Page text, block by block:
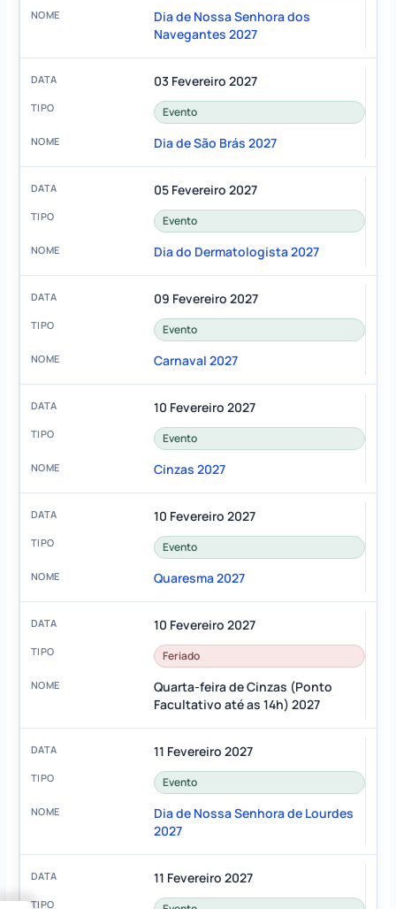
Dia de Nossa Senhora dos
Navegantes 2027
03 Fevereiro 2027
Evento
Dia de São Brás 2027
05 Fevereiro 2027
Evento
Dia do Dermatologista 2027
09 Fevereiro 2027
Evento
Carnaval 2027
10 Fevereiro 2027
Evento
Cinzas 2027
10 Fevereiro 2027
Evento
Quaresma 2027
10 Fevereiro 2027
Feriado
Quarta-feira de Cinzas (Ponto
Facultativo até as 14h) 2027
11 Fevereiro 2027
Evento
Dia de Nossa Senhora de Lourdes
2027
11 Fevereiro 2027